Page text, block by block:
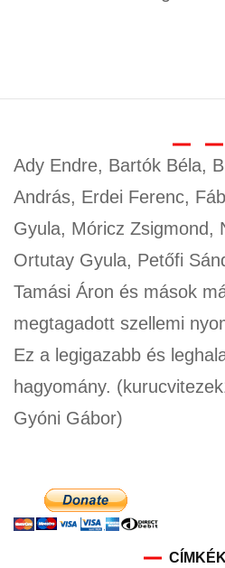
Ady Endre, Bartók Béla,
András, Erdei Ferenc,
Gyula, Móricz Zsigmond,
Ortutay Gyula, Petőfi
Tamási Áron és mások
megtagadott szellemi
Ez a legigazabb és
hagyomány.
Gyóni Gábor)
CÍMKÉK